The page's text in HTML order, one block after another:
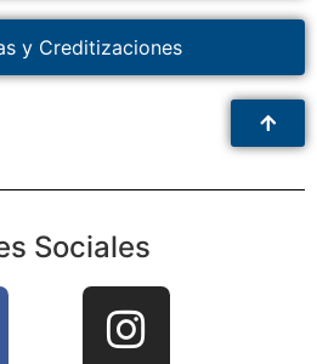
y Creditizaciones
Sociales